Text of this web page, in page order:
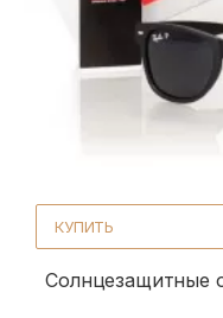
КУПИТЬ
Солнцезащитные